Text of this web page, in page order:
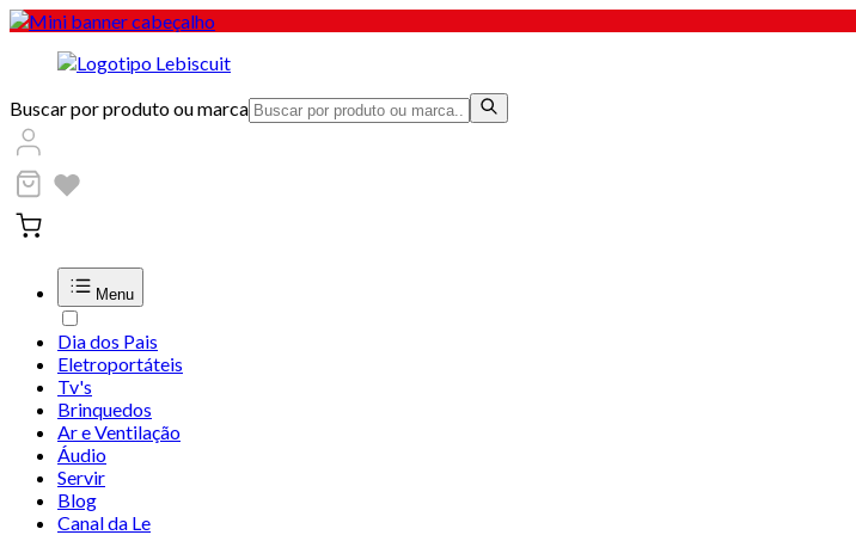
Buscar por produto ou marca
Menu
Dia dos Pais
Eletroportáteis
Tv's
Brinquedos
Ar e Ventilação
Áudio
Servir
Blog
Canal da Le